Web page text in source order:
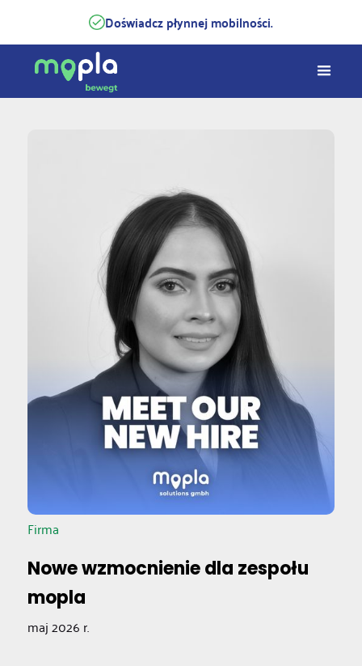
Doświadcz płynnej mobilności.
Firma
Nowe wzmocnienie dla zespołu
mopla
maj 2026 r.